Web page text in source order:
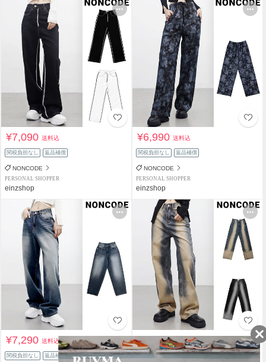
¥7,090送料込
関税負担なし 返品補償
NONCODE
PERSONAL SHOPPER
einzshop
¥6,990送料込
関税負担なし 返品補償
NONCODE
PERSONAL SHOPPER
einzshop
¥7,290送料込
関税負担なし 返品補償
¥7,090送料込
関税負担なし 返品補償